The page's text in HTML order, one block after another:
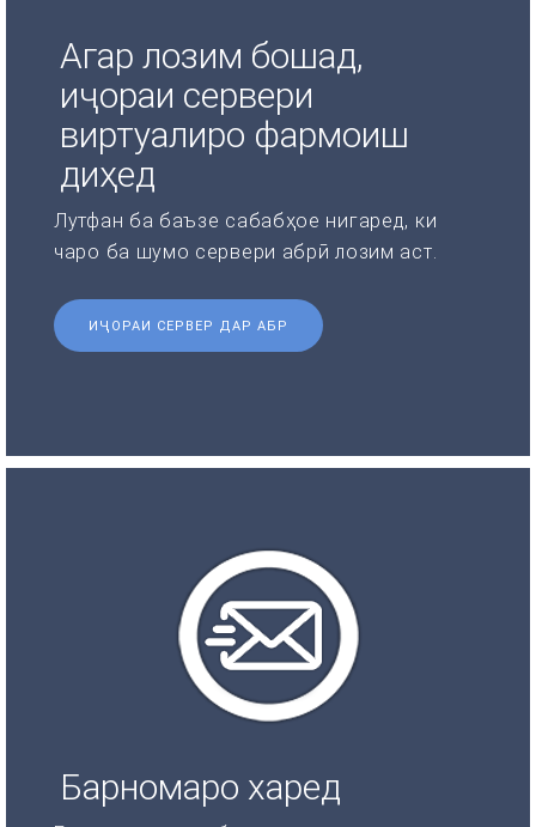
Агар лозим бошад,
иҷораи сервери
виртуалиро фармоиш
диҳед
Лутфан ба баъзе сабабҳое нигаред, ки
чаро ба шумо сервери абрӣ лозим аст.
ИҶОРАИ СЕРВЕР ДАР АБР
Барномаро харед